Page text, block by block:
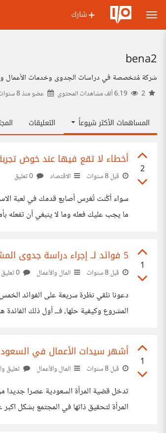
شارك
bena2
شركة مُتخصصة في دراسات الجدوى وخدمات الأعمال
عضو منذ8 سنوات
المساهمات الأكثر شيوعاً التعليقات
2
أخطاء لا تقع فيها عند خوض
قبل 8 سنوات الاقتصاد
سواء أكُنت تُغرس أصابع قدمك في لعبة
ما يجب عليك فعله وما لا ينبغي أن تفعله
1
5 فوائد لــ إجراء دراسة جدوى المشروع
قبل 8 سنوات المال والأعمال
دعونا نلقي نظرة سريعة على الفوائد
المشروع وكيفية حلها، فــ أول ذلك
1
أشهر سيدات الأعمال في
قبل 8 سنوات المال والأعمال تعليق
تدخل قضية المرأة السعودية عصرا جديدا
المرأة لتحقيق ذاتها في المجتمع بشكل